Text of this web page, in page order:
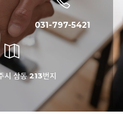
031-797-5421
시 삼동 213번지